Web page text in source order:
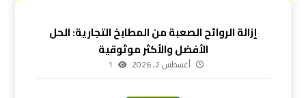
إزالة الروائح الصعبة من المطابخ التجارية: الحل
الأفضل والأكثر موثوقية
أغسطس 2, 2026 1